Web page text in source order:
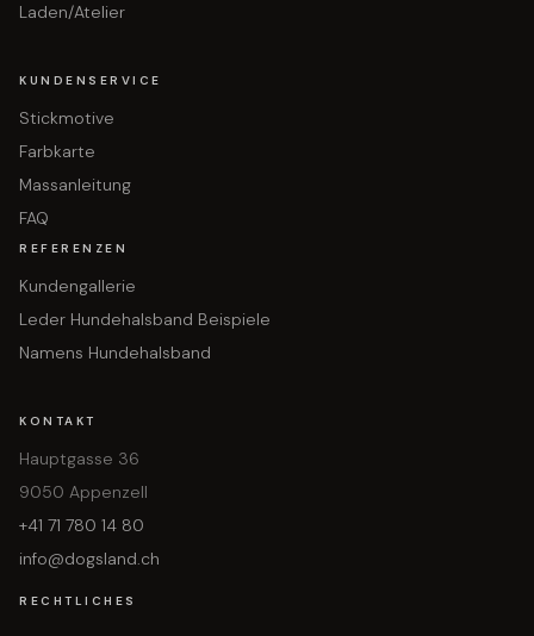
Laden/Atelier
KUNDENSERVICE
Stickmotive
Farbkarte
Massanleitung
FAQ
REFERENZEN
Kundengallerie
Leder Hundehalsband Beispiele
Namens Hundehalsband
KONTAKT
Hauptgasse 36
9050 Appenzell
+41 71 780 14 80
info@dogsland.ch
RECHTLICHES